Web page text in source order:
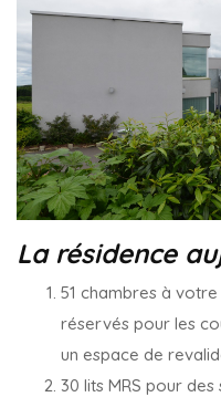
La résidence
51 chambres à
réservés pour les
un espace de
30 lits MRS pour